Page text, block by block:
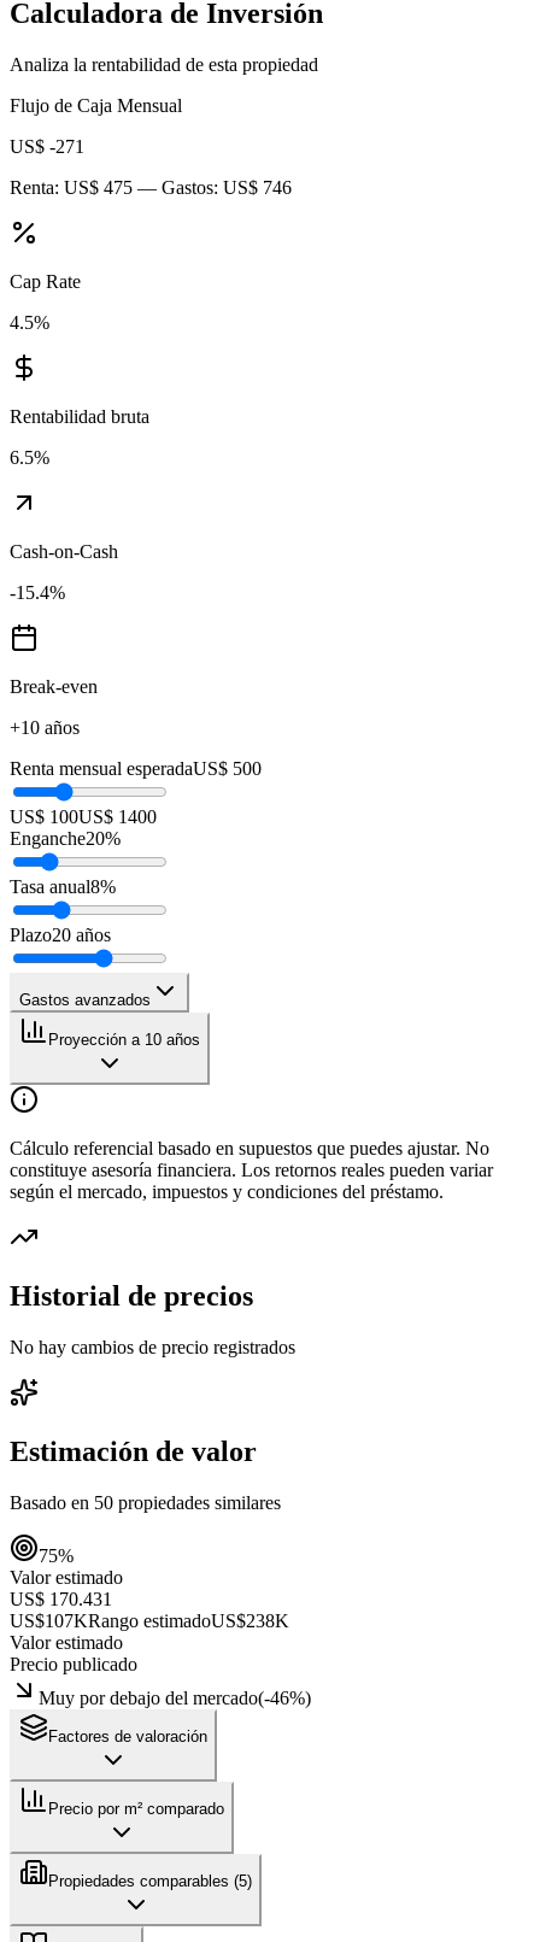
Calculadora de Inversión
Analiza la rentabilidad de esta propiedad
Flujo de Caja Mensual
US$ -271
Renta: US$ 475 — Gastos: US$ 746
Cap Rate
4.5%
Rentabilidad bruta
6.5%
Cash-on-Cash
-15.4%
Break-even
+10 años
Renta mensual esperadaUS$ 500
US$ 100US$ 1400
Enganche20%
Tasa anual8%
Plazo20 años
Gastos avanzados
Proyección a 10 años
Cálculo referencial basado en supuestos que puedes ajustar. No
constituye asesoría financiera. Los retornos reales pueden variar
según el mercado, impuestos y condiciones del préstamo.
Historial de precios
No hay cambios de precio registrados
Estimación de valor
Basado en 50 propiedades similares
75%
Valor estimado
US$ 170.431
US$107KRango estimadoUS$238K
Valor estimado
Precio publicado
Muy por debajo del mercado(-46%)
Factores de valoración
Precio por m² comparado
Propiedades comparables (5)